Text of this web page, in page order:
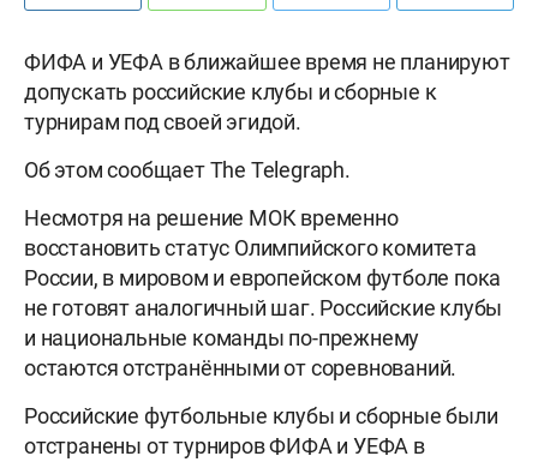
ФИФА и УЕФА в ближайшее время не планируют
допускать российские клубы и сборные к
турнирам под своей эгидой.
Об этом сообщает The Telegraph.
Несмотря на решение МОК временно
восстановить статус Олимпийского комитета
России, в мировом и европейском футболе пока
не готовят аналогичный шаг. Российские клубы
и национальные команды по-прежнему
остаются отстранёнными от соревнований.
Российские футбольные клубы и сборные были
отстранены от турниров ФИФА и УЕФА в